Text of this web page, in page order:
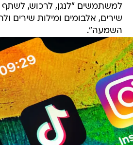
למשתמשים "לנגן, לרכוש, לשתף
שירים, אלבומים ומילות שירים
השמעה".